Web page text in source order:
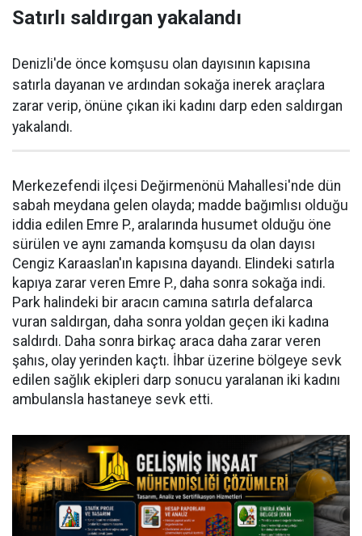
Satırlı saldırgan yakalandı
Denizli'de önce komşusu olan dayısının kapısına
satırla dayanan ve ardından sokağa inerek araçlara
zarar verip, önüne çıkan iki kadını darp eden saldırgan
yakalandı.
Merkezefendi ilçesi Değirmenönü Mahallesi'nde dün
sabah meydana gelen olayda; madde bağımlısı olduğu
iddia edilen Emre P., aralarında husumet olduğu öne
sürülen ve aynı zamanda komşusu da olan dayısı
Cengiz Karaaslan'ın kapısına dayandı. Elindeki satırla
kapıya zarar veren Emre P., daha sonra sokağa indi.
Park halindeki bir aracın camına satırla defalarca
vuran saldırgan, daha sonra yoldan geçen iki kadına
saldırdı. Daha sonra birkaç araca daha zarar veren
şahıs, olay yerinden kaçtı. İhbar üzerine bölgeye sevk
edilen sağlık ekipleri darp sonucu yaralanan iki kadını
ambulansla hastaneye sevk etti.